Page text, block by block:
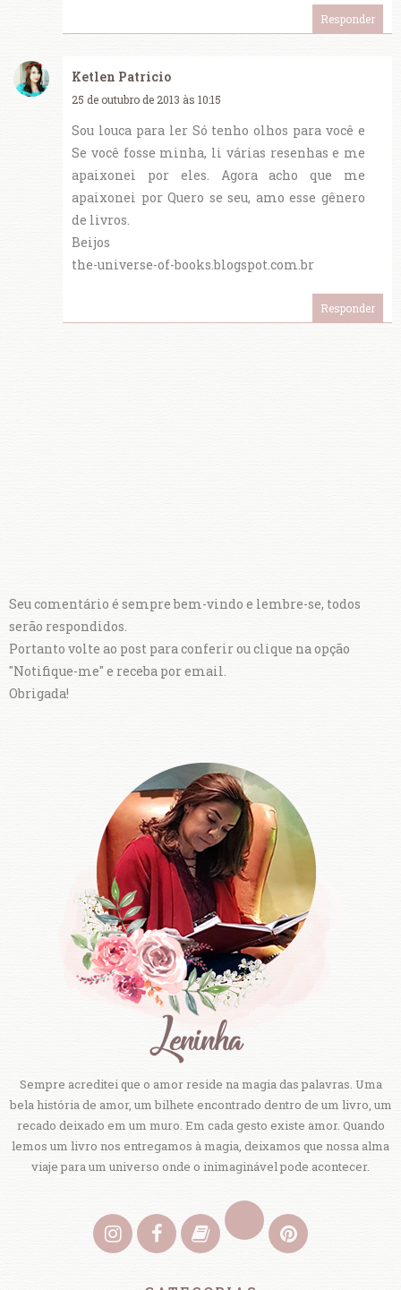
Responder
Ketlen Patricio
25 de outubro de 2013 às 10:15
Sou louca para ler Só tenho olhos para você e
Se você fosse minha, li várias resenhas e me
apaixonei por eles. Agora acho que me
apaixonei por Quero se seu, amo esse gênero
de livros.
Beijos
the-universe-of-books.blogspot.com.br
Responder
Seu comentário é sempre bem-vindo e lembre-se, todos
serão respondidos.
Portanto volte ao post para conferir ou clique na opção
"Notifique-me" e receba por email.
Obrigada!
Sempre acreditei que o amor reside na magia das palavras. Uma
bela história de amor, um bilhete encontrado dentro de um livro, um
recado deixado em um muro. Em cada gesto existe amor. Quando
lemos um livro nos entregamos à magia, deixamos que nossa alma
viaje para um universo onde o inimaginável pode acontecer.